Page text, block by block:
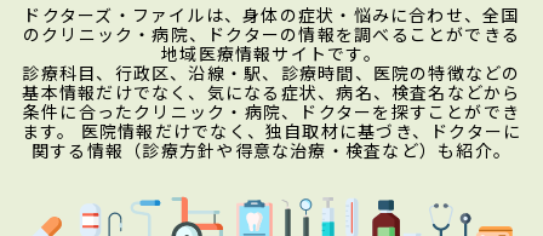
ドクターズ・ファイルは、身体の症状・悩みに合わせ、全国
のクリニック・病院、ドクターの情報を調べることができる
地域医療情報サイトです。
診療科目、行政区、沿線・駅、診療時間、医院の特徴などの
基本情報だけでなく、気になる症状、病名、検査名などから
条件に合ったクリニック・病院、ドクターを探すことができ
ます。 医院情報だけでなく、独自取材に基づき、ドクターに
関する情報（診療方針や得意な治療・検査など）も紹介。